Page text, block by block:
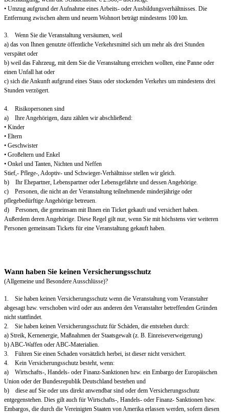
• Umzug aufgrund der Aufnahme eines Arbeits- oder Ausbildungsverhältnisses. Die
Entfernung zwischen altem und neuem Wohnort beträgt mindestens 100 km.
3. Wenn Sie die Veranstaltung versäumen, weil
a) das von Ihnen genutzte öffentliche Verkehrsmittel sich um mehr als drei Stunden
verspätet oder
b) weil das Fahrzeug, mit dem Sie die Veranstaltung erreichen wollten, eine Panne oder
einen Unfall hat oder
c) sich die Ankunft aufgrund eines Staus oder stockenden Verkehrs um mindestens drei
Stunden verzögert.
4. Risikopersonen sind
a) Ihre Angehörigen, dazu zählen wir abschließend:
• Kinder
• Eltern
• Geschwister
• Großeltern und Enkel
• Onkel und Tanten, Nichten und Neffen
Stief,- Pflege-, Adoptiv- und Schwieger-Verhältnisse stellen wir gleich.
b) Ihr Ehepartner, Lebenspartner oder Lebensgefährte und dessen Angehörige.
c) Personen, die nicht an der Veranstaltung teilnehmende minderjährige oder
pflegebedürftige Angehörige betreuen.
d) Personen, die gemeinsam mit Ihnen ein Ticket gekauft und versichert haben.
Außerdem deren Angehörige. Diese Regel gilt nur, wenn Sie mit höchstens vier weiteren
Personen gemeinsam Tickets für eine Veranstaltung gekauft haben.
Wann haben Sie keinen Versicherungsschutz
(Allgemeine und Besondere Ausschlüsse)?
1. Sie haben keinen Versicherungsschutz wenn die Veranstaltung vom Veranstalter
abgesagt bzw. verschoben wird oder aus anderen den Veranstalter betreffenden Gründen
nicht stattfindet.
2. Sie haben keinen Versicherungsschutz für Schäden, die entstehen durch:
a) Streik, Kernenergie, Maßnahmen der Staatsgewalt (z. B. Einreiseverweigerung)
b) ABC-Waffen oder ABC-Materialien.
3. Führen Sie einen Schaden vorsätzlich herbei, ist dieser nicht versichert.
4. Kein Versicherungsschutz besteht, wenn:
a) Wirtschafts-, Handels- oder Finanz-Sanktionen bzw. ein Embargo der Europäischen
Union oder der Bundesrepublik Deutschland bestehen und
b) diese auf Sie oder uns direkt anwendbar sind oder dem Versicherungsschutz
entgegenstehen. Dies gilt auch für Wirtschafts-, Handels- oder Finanz- Sanktionen bzw.
Embargos, die durch die Vereinigten Staaten von Amerika erlassen werden, sofern diesen